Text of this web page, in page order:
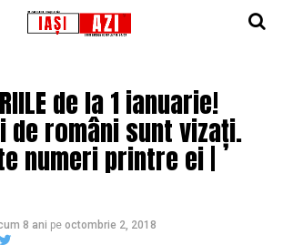
de la 1 ianuarie!
de români sunt vizați.
numeri printre ei |
8 ani pe octombrie 2, 2018